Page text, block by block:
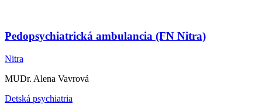
Pedopsychiatrická ambulancia (FN Nitra)
Nitra
MUDr. Alena Vavrová
Detská psychiatria